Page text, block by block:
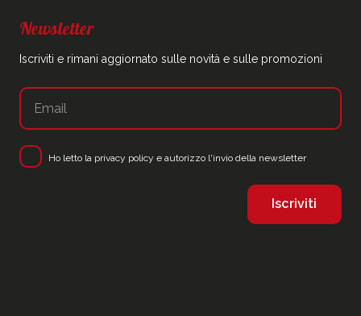
Newsletter
Iscriviti e rimani aggiornato sulle novità e sulle promozioni
Ho letto la privacy policy e autorizzo l'invio della newsletter